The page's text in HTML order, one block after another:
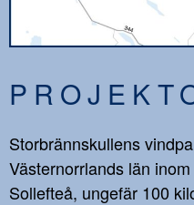
Storbrännskullens
Västernorrlands län
Sollefteå, ungefär 100